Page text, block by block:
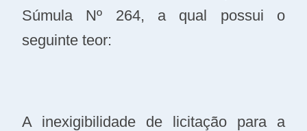
Súmula Nº 264, a qual possui o
seguinte teor:
A inexigibilidade de licitação para a